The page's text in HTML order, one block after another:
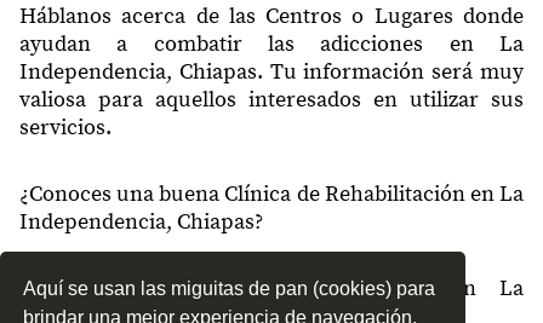
Aquí se usan las miguitas de pan (cookies) para
brindar una mejor experiencia de navegación.
Háblanos acerca de las Centros o Lugares donde
ayudan a combatir las adicciones en La
Independencia, Chiapas. Tu información será muy
valiosa para aquellos interesados en utilizar sus
servicios.
¿Conoces una buena Clínica de Rehabilitación en La
Independencia, Chiapas?
¿Qué tipo de tratamientos conoces en La
Independencia, Chiapas?